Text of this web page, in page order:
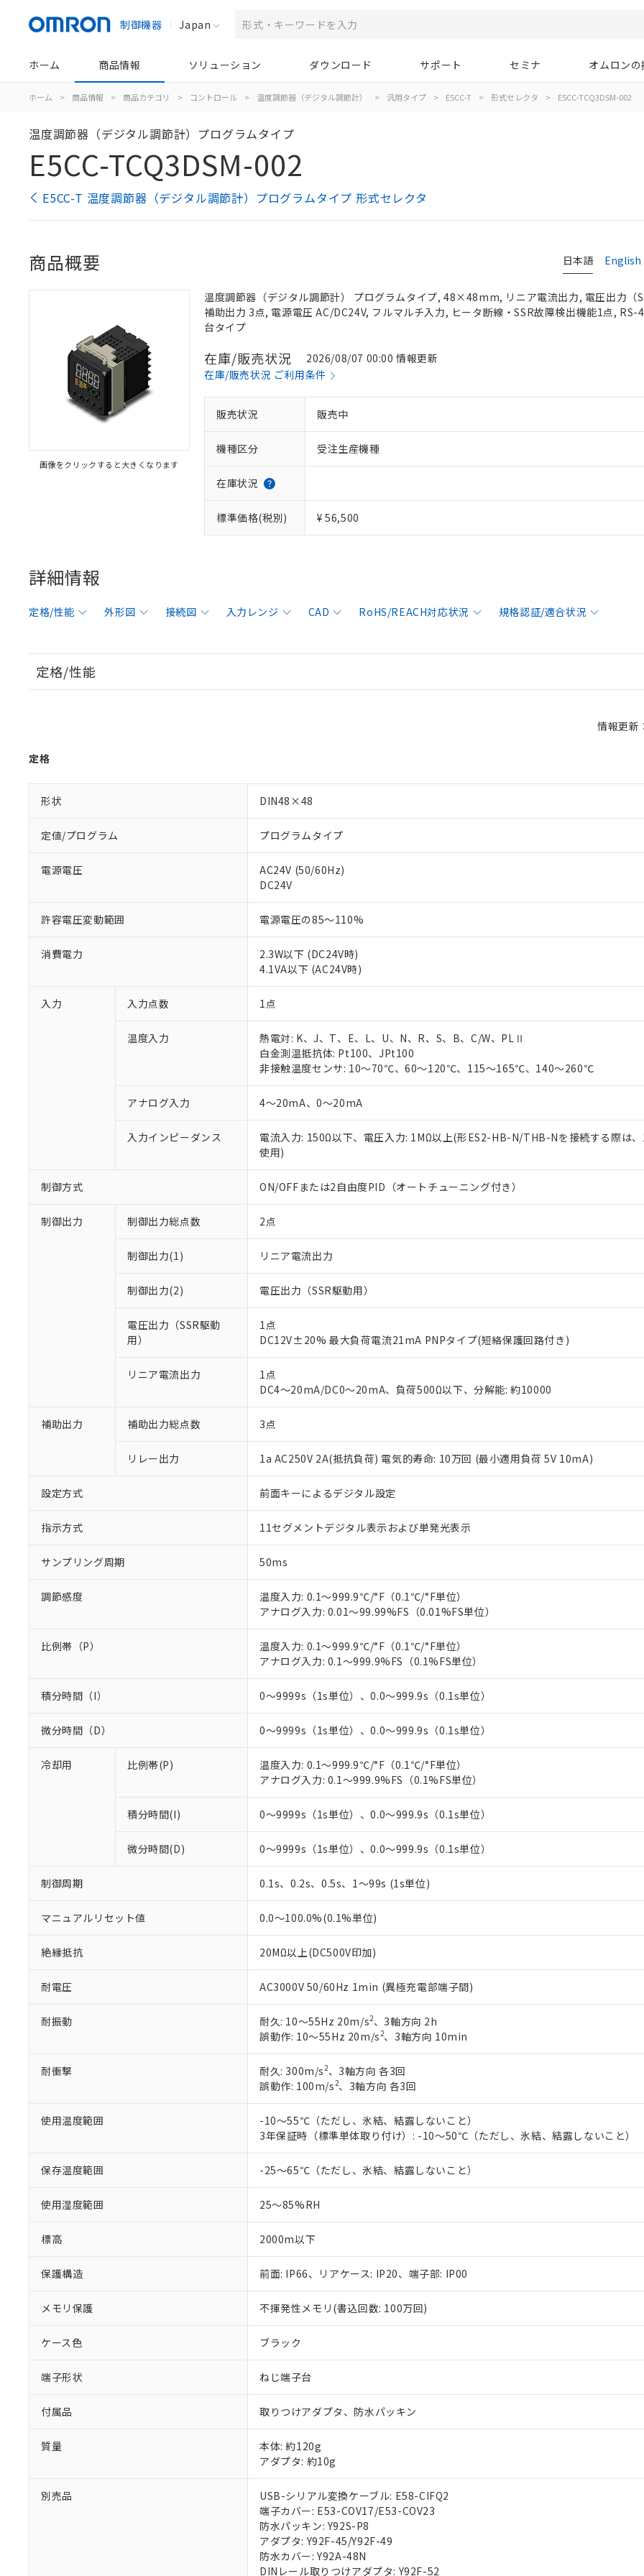
制御機器 Japan
ホーム 商品情報 ソリューション ダウンロード サポート セミナ オムロン
ホーム > 商品情報 > 商品カテゴリ > コントロール > 温度調節器（デジタル調節計） > 汎用タイプ > E5CC-T > 形式セレクタ > E5CC-TCQ3DSM-002
温度調節器（デジタル調節計）プログラムタイプ
E5CC-TCQ3DSM-002
E5CC-T 温度調節器（デジタル調節計）プログラムタイプ 形式セレクタ
日本語 English
商品概要
画像をクリックすると大きくなります
温度調節器（デジタル調節計） プログラムタイプ, 48×48mm, リニア電流出力, 電圧出力（
補助出力 3点, 電源電圧 AC/DC24V, フルマルチ入力, ヒータ断線・SSR故障検出機能1点, RS-
台タイプ
在庫/販売状況
2026/08/07 00:00 情報更新
在庫/販売状況 ご利用条件
販売状況 販売中
機種区分 受注生産機種
在庫状況
標準価格(税別) ¥ 56,500
詳細情報
定格/性能 外形図 接続図 入力レンジ CAD RoHS/REACH対応状況 規格認証/適合状況
定格/性能
情報更
定格
形状 DIN48×48
定値/プログラム プログラムタイプ
電源電圧
AC24V (50/60Hz)
DC24V
許容電圧変動範囲 電源電圧の85～110%
消費電力
2.3W以下 (DC24V時)
4.1VA以下 (AC24V時)
入力 入力点数 1点
温度入力
熱電対: K、J、T、E、L、U、N、R、S、B、C/W、PLⅡ
白金測温抵抗体: Pt100、JPt100
非接触温度センサ: 10～70℃、60～120℃、115～165℃、140～260℃
アナログ入力 4～20mA、0～20mA
入力インピーダンス
電流入力: 150Ω以下、電圧入力: 1MΩ以上(形ES2-HB-N/THB-Nを接続する際は
使用)
制御方式 ON/OFFまたは2自由度PID（オートチューニング付き）
制御出力 制御出力総点数 2点
制御出力(1) リニア電流出力
制御出力(2) 電圧出力（SSR駆動用）
電圧出力（SSR駆動
用）
1点
DC12V±20% 最大負荷電流21mA PNPタイプ(短絡保護回路付き)
リニア電流出力
1点
DC4～20mA/DC0～20mA、負荷500Ω以下、分解能: 約10000
補助出力 補助出力総点数 3点
リレー出力 1a AC250V 2A(抵抗負荷) 電気的寿命: 10万回 (最小適用負荷 5V 10mA)
設定方式 前面キーによるデジタル設定
指示方式 11セグメントデジタル表示および単発光表示
サンプリング周期 50ms
調節感度
温度入力: 0.1～999.9℃/°F（0.1℃/°F単位）
アナログ入力: 0.01～99.99%FS（0.01%FS単位）
比例帯（P）
温度入力: 0.1～999.9℃/°F（0.1℃/°F単位）
アナログ入力: 0.1～999.9%FS（0.1%FS単位）
積分時間（I） 0～9999s（1s単位）、0.0～999.9s（0.1s単位）
微分時間（D） 0～9999s（1s単位）、0.0～999.9s（0.1s単位）
冷却用 比例帯(P)
温度入力: 0.1～999.9℃/°F（0.1℃/°F単位）
アナログ入力: 0.1～999.9%FS（0.1%FS単位）
積分時間(I) 0～9999s（1s単位）、0.0～999.9s（0.1s単位）
微分時間(D) 0～9999s（1s単位）、0.0～999.9s（0.1s単位）
制御周期 0.1s、0.2s、0.5s、1～99s (1s単位)
マニュアルリセット値 0.0～100.0%(0.1%単位)
絶縁抵抗 20MΩ以上(DC500V印加)
耐電圧 AC3000V 50/60Hz 1min (異極充電部端子間)
耐振動 耐久: 10～55Hz 20m/s2、3軸方向 2h
誤動作: 10～55Hz 20m/s2、3軸方向 10min
耐衝撃 耐久: 300m/s2、3軸方向 各3回
誤動作: 100m/s2、3軸方向 各3回
使用温度範囲
-10～55℃（ただし、氷結、結露しないこと）
3年保証時（標準単体取り付け）: -10～50℃（ただし、氷結、結露しないこと）
保存温度範囲 -25～65℃（ただし、氷結、結露しないこと）
使用湿度範囲 25～85%RH
標高 2000m以下
保護構造 前面: IP66、リアケース: IP20、端子部: IP00
メモリ保護 不揮発性メモリ(書込回数: 100万回)
ケース色 ブラック
端子形状 ねじ端子台
付属品 取りつけアダプタ、防水パッキン
質量
本体: 約120g
アダプタ: 約10g
別売品
USB-シリアル変換ケーブル: E58-CIFQ2
端子カバー: E53-COV17/E53-COV23
防水パッキン: Y92S-P8
アダプタ: Y92F-45/Y92F-49
防水カバー: Y92A-48N
DINレール取りつけアダプタ: Y92F-52
ご利用条件
本サービスは、当社制御機器事業取扱商品の当社在庫状況および標準価格(税抜)を
くものです。
在庫状況および標準価格照会結果は、記載している更新日時点での社内データに
のであり、閲覧された時点での実際の在庫および標準価格とは異なる場合があるこ
い。
当社販売員にご相談ください。
オムロン制御機器販売店や当社販売拠点は「販売ネットワーク
在庫状況および標準価格結果を当社の事前の承諾なく第三者に漏洩または開示しな
す。
マイパーツ機能（部品リスト作成サービス）をご利用いただくには、I-Webメンバ
ている必要があります。
さい。
※当社の共同利用者とは、"個人情報の共同利用に関して"
いる法人を指します。
※1 対応状況
対応済み：EU RoHS指令（10物質）の非含有に対応した製品が提供可能な商品です。
対応予定：EU RoHS指令（10物質）の非含有に対応した製品に切り替える予定のある
対応予定なし：EU RoHS指令（10物質）の非含有に非対応の商品で、対応品を出す予
調査・確認中：EU RoHS指令（10物質）の非含有の対応状況を調査中または確認中の商
仕入先様の事情により、非含有部品としていたものが、含有品と判明した場合などやむ
があります。
*EU RoHS指令（10物質）：
六価クロム(Cr(Ⅵ)) 1000ppm以下、ポリ臭化ビフェニル類(PBB) 1000ppm以下、ポリ臭化ジフェニルエーテル類
フタル酸ビス(2-エチルヘキシル) (DEHP)(別名：DOP) 1000ppm以下、フタル酸ブチルベンジル（BBP）
但し、RoHS指令で産業用監視および制御機器に対する適用除外項目は除く。
フタル酸エステル類の４物質については閾値を超える意図的な使用がないことを確認しています。
※2 対応予定月
部品在庫の切り替え状況などにより、予定月が前後することがあります。
下記の非含有証明書をダウンロードすることができます。
EU RoHS指令（10物質）の非含有証明書
51物質の非含有証明書（当社基準）
※本証明書は発行日時点で非含有を証明するもので、過去に遡って非含有を証明するも
また、RoHS指令のフタル酸エステル類４物質の対応では、対応完了までの期間は出
混在することから備考欄に対応日を記載しておりました。
既に当社にて対応品への在庫切替を完了していることから、特段のことがない限り、
り割愛しております。
※1 中国RoHS○×表
「○」：最大均質材料含有率が中国RoHSの基準値以下であることを示します。
Pb(鉛) :1000ppm、 Hg(水銀) : 1000ppm、 Cd(カドミウム) : 100ppm、
Cr(Ⅵ)(六価クロム) : 1000ppm、 PBBs(ポリ臭化ビフェニル類) : 1000ppm、 PBDEs(ポリ臭化ジフェニルエーテ
DBP(フタル酸ジブチル) : 1000ppm、 DIBP(フタル酸ジイソブチル) : 1000ppm、 BBP(フタル酸ブチルベンジル)
DEHP(フタル酸ビス(2-エチルヘキシル)) : 1000ppm
※2 環境保護使用期限
「ｅ」：有害物質（10物質）のすべてが基準値以下であることを示します。
「10」：通常の使用状況下において有害物質が外部に漏えいし、環境に深刻な影響を及
味します。
「－」：未確認です。当社販売部門へお問い合わせください。
当社は、これら貴社製品のうち、外国為替および外国貿易法に定める商品（以下｢
う）を輸出または国外への提供する場合は、日本国政府の輸出許可(または役務取
などの必要な手続きをとります。
当社は規制貨物を破棄する場合は、完全に破砕するなど、違法に輸出されないよう
ます。
当社は貴社製品を、核兵器、ミサイル、化学兵器、生物兵器またはその他武器並
当社は、貴社製品を第三者に販売する場合は、上記1、2および3の内容を当該第三
また当社は、販売先および販売に係わる関係者が違法に輸出するおそれがある場
たしません。
合意する
号
説明
一定数以上の在庫あり
一定数には満たないが在庫あり
機器販売店・当社販売員にご確認ください)
白
受注生産機種、また在庫状況の情報を公開していない機種